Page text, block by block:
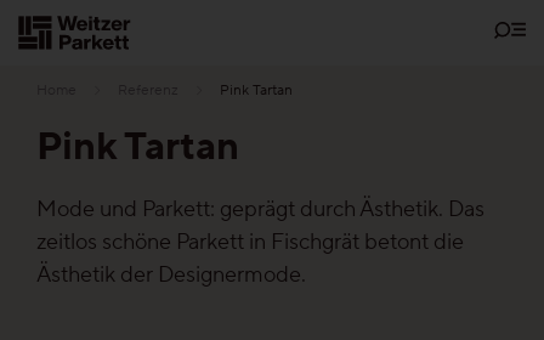
Bodenschätze
Zum
Inhalt
Pink Tartan
Pink Tartan
Mode und Parkett: geprägt durch Ästhetik. Das
zeitlos schöne Parkett in Fischgrät betont die
Ästhetik der Designermode.